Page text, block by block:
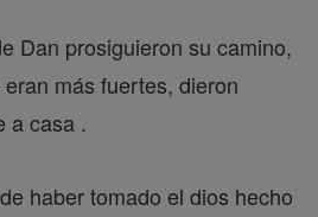
Dan prosiguieron su camino,
más fuertes, dieron
a casa .
haber tomado el dios hecho